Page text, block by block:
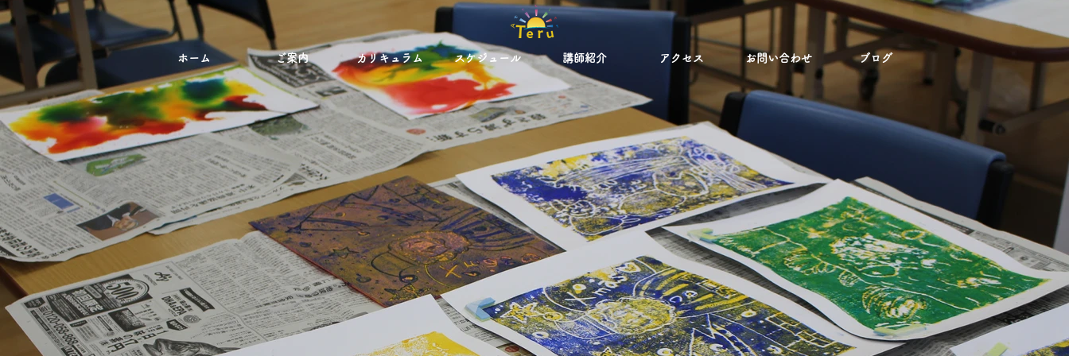
ホーム ご案内 カリキュラム スケジュール 講師紹介 アクセス お問い合わせ ブログ